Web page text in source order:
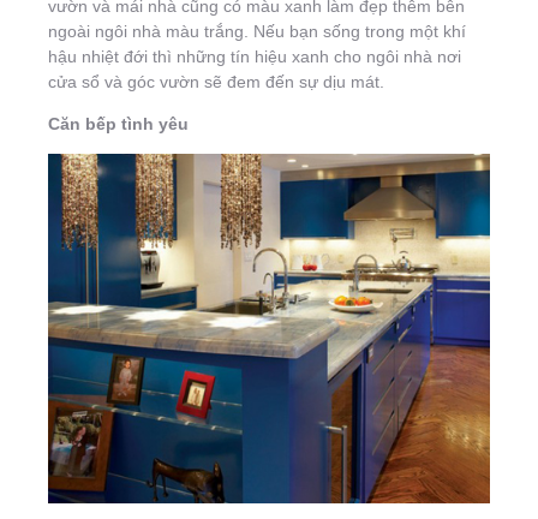
vườn và mái nhà cũng có màu xanh làm đẹp thêm bên
ngoài ngôi nhà màu trắng. Nếu bạn sống trong một khí
hậu nhiệt đới thì những tín hiệu xanh cho ngôi nhà nơi
cửa sổ và góc vườn sẽ đem đến sự dịu mát.
Căn bếp tình yêu